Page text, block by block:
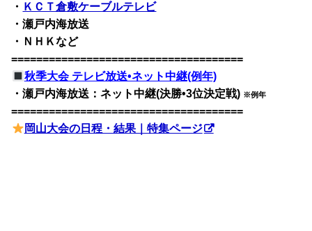
・ ＫＣＴ倉敷ケーブルテレビ
・瀬戸内海放送
・ＮＨＫなど
=====================================
秋季大会 テレビ放送•ネット中継(例年)
・瀬戸内海放送：ネット中継(決勝•3位決定戦) ※例年
=====================================
岡山大会の日程・結果｜特集ページ